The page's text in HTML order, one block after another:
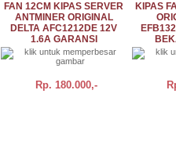
FAN 12CM KIPAS SERVER
ANTMINER ORIGINAL
DELTA AFC1212DE 12V
1.6A GARANSI
Rp. 180.000,-
KIPAS